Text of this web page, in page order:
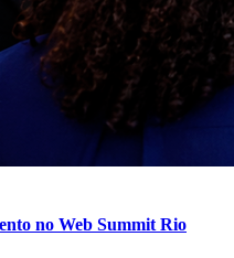
no Web Summit Rio